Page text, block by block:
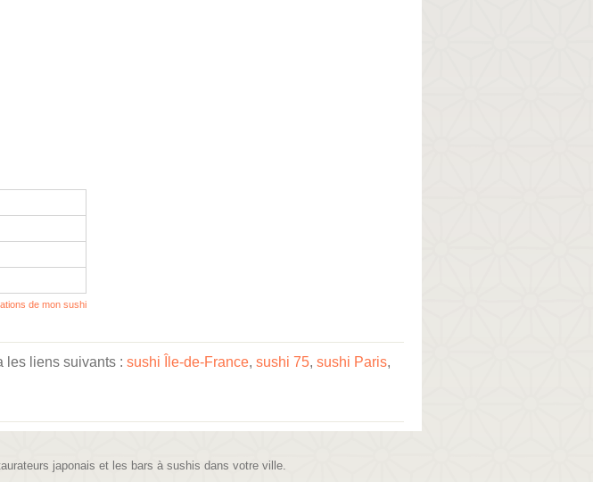
de mon sushi
les liens suivants : sushi Île-de-France, sushi 75, sushi Paris,
japonais et les bars à sushis dans votre ville.